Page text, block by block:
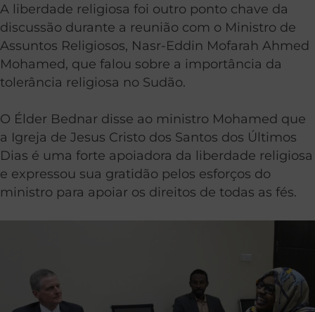
A liberdade religiosa foi outro ponto chave da
discussão durante a reunião com o Ministro de
Assuntos Religiosos, Nasr-Eddin Mofarah Ahmed
Mohamed, que falou sobre a importância da
tolerância religiosa no Sudão.
O Élder Bednar disse ao ministro Mohamed que
a Igreja de Jesus Cristo dos Santos dos Últimos
Dias é uma forte apoiadora da liberdade religiosa
e expressou sua gratidão pelos esforços do
ministro para apoiar os direitos de todas as fés.